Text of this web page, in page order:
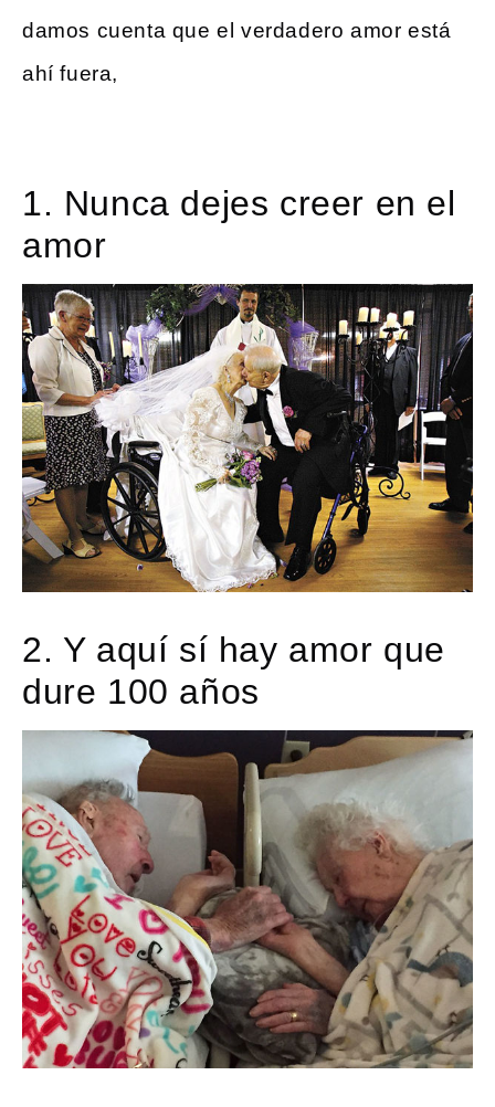
damos cuenta que el verdadero amor está
ahí fuera,
1. Nunca dejes creer en el
amor
2. Y aquí sí hay amor que
dure 100 años